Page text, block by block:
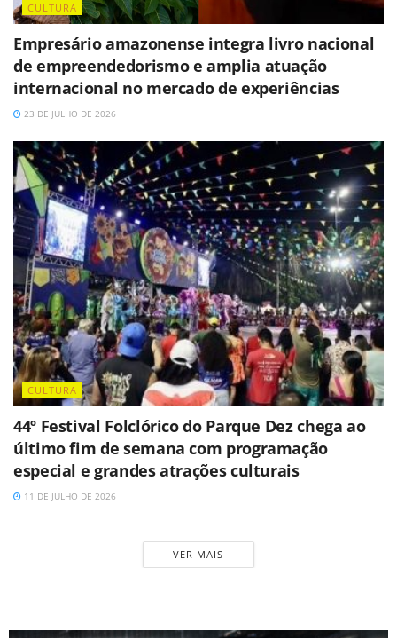
CULTURA
Empresário amazonense integra livro nacional
de empreendedorismo e amplia atuação
internacional no mercado de experiências
23 DE JULHO DE 2026
CULTURA
44º Festival Folclórico do Parque Dez chega ao
último fim de semana com programação
especial e grandes atrações culturais
11 DE JULHO DE 2026
VER MAIS